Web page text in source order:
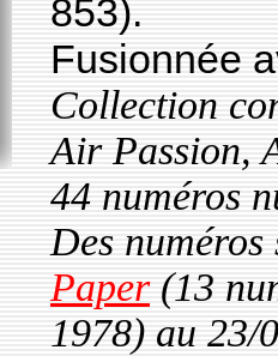
853).
Fusionnée
Collection
Air Passion,
44 numéros
Des
Paper(13
1978) au 23/